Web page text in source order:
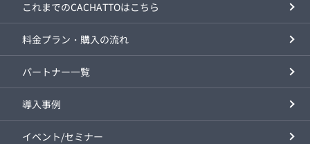
これまでのCACHATTOはこちら
料金プラン・購入の流れ
パートナー一覧
導入事例
イベント/セミナー